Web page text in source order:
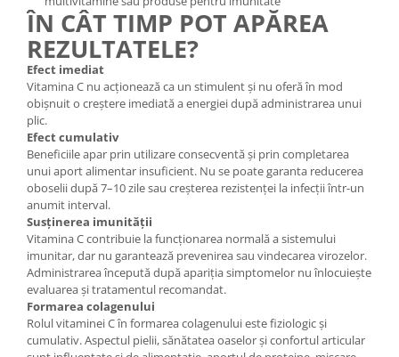
ÎN CÂT TIMP POT APĂREA
REZULTATELE?
Efect imediat
Vitamina C nu acționează ca un stimulent și nu oferă în mod
obișnuit o creștere imediată a energiei după administrarea unui
plic.
Efect cumulativ
Beneficiile apar prin utilizare consecventă și prin completarea
unui aport alimentar insuficient. Nu se poate garanta reducerea
oboselii după 7–10 zile sau creșterea rezistenței la infecții într-un
anumit interval.
Susținerea imunității
Vitamina C contribuie la funcționarea normală a sistemului
imunitar, dar nu garantează prevenirea sau vindecarea virozelor.
Administrarea începută după apariția simptomelor nu înlocuiește
evaluarea și tratamentul recomandat.
Formarea colagenului
Rolul vitaminei C în formarea colagenului este fiziologic și
cumulativ. Aspectul pielii, sănătatea oaselor și confortul articular